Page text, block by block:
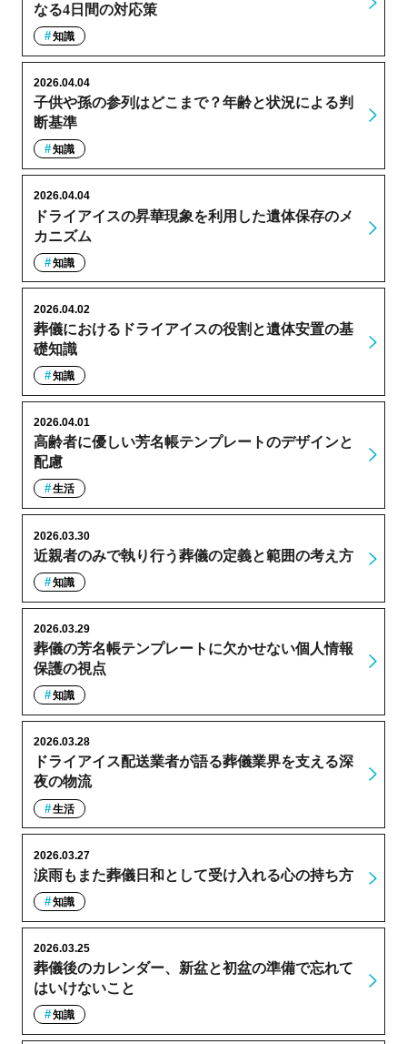
なる4日間の対応策
知識
子供や孫の参列はどこまで？年齢と状況による判
断基準
2026.04.04
知識
ドライアイスの昇華現象を利用した遺体保存のメ
カニズム
2026.04.04
知識
葬儀におけるドライアイスの役割と遺体安置の基
礎知識
2026.04.02
知識
高齢者に優しい芳名帳テンプレートのデザインと
配慮
2026.04.01
生活
近親者のみで執り行う葬儀の定義と範囲の考え方
2026.03.30
知識
葬儀の芳名帳テンプレートに欠かせない個人情報
保護の視点
2026.03.29
知識
ドライアイス配送業者が語る葬儀業界を支える深
夜の物流
2026.03.28
生活
涙雨もまた葬儀日和として受け入れる心の持ち方
2026.03.27
知識
葬儀後のカレンダー、新盆と初盆の準備で忘れて
はいけないこと
2026.03.25
知識